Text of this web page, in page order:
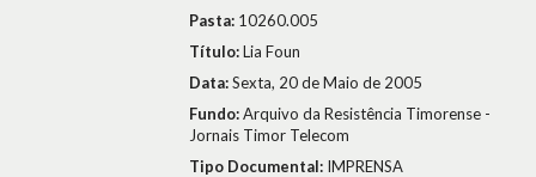
Pasta: 10260.005
Título:Lia Foun
Data:Sexta, 20 de Maio de 2005
Fundo:Arquivo da Resistência Timorense -
Jornais Timor Telecom
Tipo Documental: IMPRENSA